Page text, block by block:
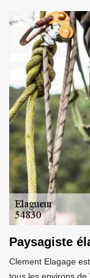
Paysagiste
Clement Elagage